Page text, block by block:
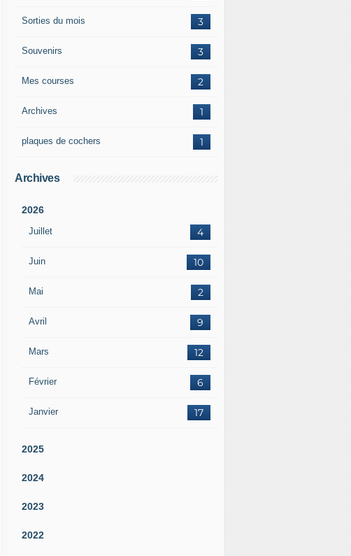
3
Sorties du mois
3
Souvenirs
2
Mes courses
1
Archives
1
plaques de cochers
Archives
2026
Juillet 4
Juin 10
Mai 2
Avril 9
Mars 12
Février 6
Janvier 17
2025
2024
2023
2022